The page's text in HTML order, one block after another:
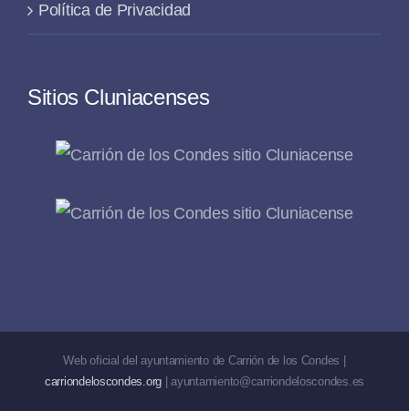
Política de Privacidad
Sitios Cluniacenses
Web oficial del ayuntamiento de Carrión de los Condes |
carriondeloscondes.org | ayuntamiento@carriondeloscondes.es